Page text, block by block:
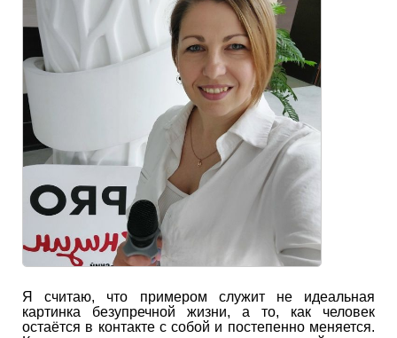
Я считаю, что примером служит не идеальная
картинка безупречной жизни, а то, как человек
остаётся в контакте с собой и постепенно меняется.